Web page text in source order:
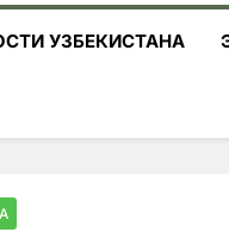
УЗБЕКИСТАНА